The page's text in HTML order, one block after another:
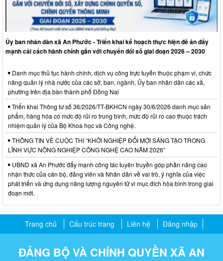
Ủy ban nhân dân xã An Phước - Triển khai kế hoạch thực hiện đề án đẩy
mạnh cải cách hành chính gắn với chuyển đổi số giai đoạn 2026 – 2030
Danh mục thủ tục hành chính, dịch vụ công trực tuyến thuộc phạm vi, chức
năng quản lý nhà nước của các sở, ban, ngành, Ủy ban nhân dân các xã,
phường trên địa bàn thành phố Đồng Nai
Triển khai Thông tư số 36/2026/TT-BKHCN ngày 30/6/2026 danh mục sản
phẩm, hàng hóa có mức độ rủi ro trung bình, mức độ rủi ro cao thuộc trách
nhiệm quản lý của Bộ Khoa học và Công nghệ.
THÔNG TIN VỀ CUỘC THI “KHỞI NGHIỆP ĐỔI MỚI SÁNG TẠO TRONG
LĨNH VỰC NÔNG NGHIỆP CÔNG NGHỆ CAO NĂM 2026”
UBND xã An Phước đẩy mạnh công tác tuyên truyền góp phần nâng cao
nhận thức của cán bộ, đảng viên và Nhân dân về vai trò, ý nghĩa của việc
phát triển và ứng dụng năng lượng nguyên tử vì mục đích hòa bình trong giai
đoạn mới.
Trang chủ Cấu trúc trang Liên hệ Đăng nhập
ĐẢNG BỘ VÀ CHÍNH QUYỀN XÃ AN